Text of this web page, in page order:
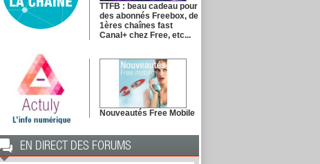
TTFB : beau cadeau pour
des abonnés Freebox, de
1ères chaînes fast
Canal+ chez Free, etc...
Nouveautés Free Mobile
EN DIRECT DES FORUMS